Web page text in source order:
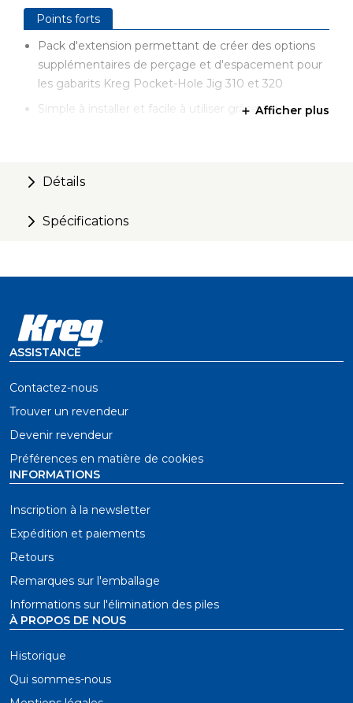
Points forts
Pack d'extension permettant de créer des options
supplémentaires de perçage et d'espacement pour
les gabarits Kreg Pocket-Hole Jig 310 et 320
Simple à installer et facile à utiliser grâce à des
compatible avec les gabarits Pocket-Hole Jig 310 et
Afficher plus
Détails
Spécifications
ASSISTANCE
Contactez-nous
Trouver un revendeur
Devenir revendeur
Préférences en matière de cookies
INFORMATIONS
Inscription à la newsletter
Expédition et paiements
Retours
Remarques sur l'emballage
Informations sur l'élimination des piles
À PROPOS DE NOUS
Historique
Qui sommes-nous